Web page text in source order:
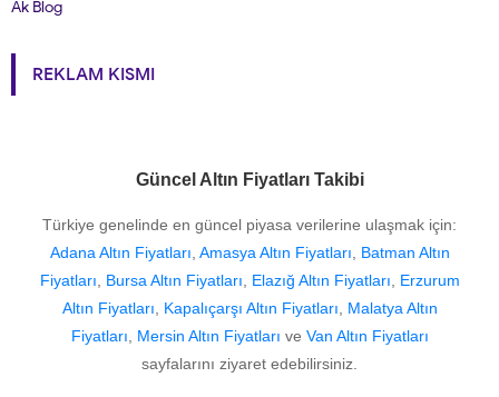
Ak Blog
REKLAM KISMI
Güncel Altın Fiyatları Takibi
Türkiye genelinde en güncel piyasa verilerine ulaşmak için:
Adana Altın Fiyatları Amasya Altın Fiyatları
Batman Altın
Fiyatları
Bursa Altın Fiyatları Elazığ Altın Fiyatları
Erzurum
Altın Fiyatları
Kapalıçarşı Altın Fiyatları
Malatya Altın
Fiyatları
Mersin Altın Fiyatları ve Van Altın Fiyatları
sayfalarını ziyaret edebilirsiniz.